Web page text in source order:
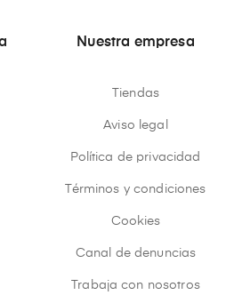
Nuestra empresa
Tiendas
Aviso legal
Política de privacidad
Términos y condiciones
Cookies
Canal de denuncias
Trabaja con nosotros